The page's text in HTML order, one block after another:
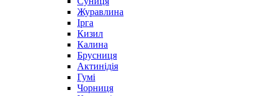
Журавлина
Ірга
Кизил
Калина
Брусниця
Актинідія
Гумі
Чорниця